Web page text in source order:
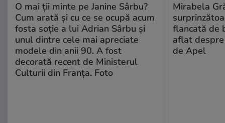
O mai ții minte pe Janine Sârbu?
Cum arată și cu ce se ocupă acum
fosta soție a lui Adrian Sârbu și
unul dintre cele mai apreciate
modele din anii 90. A fost
decorată recent de Ministerul
Culturii din Franța. Foto
Mirabela
flancată de
aflat
de Apel